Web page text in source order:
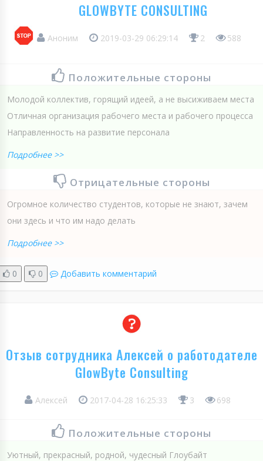
GLOWBYTE CONSULTING
Аноним 2019-03-29 06:29:14 2 588
Положительные стороны
Молодой коллектив, горящий идеей, а не высиживаем места
Отличная организация рабочего места и рабочего процесса
Направленность на развитие персонала
Подробнее >>
Отрицательные стороны
Огромное количество студентов, которые не знают, зачем
они здесь и что им надо делать
Подробнее >>
0 0 Добавить комментарий
Отзыв сотрудника Алексей о работодателе
GlowByte Consulting
Алексей 2017-04-28 16:25:33 3 698
Положительные стороны
Уютный, прекрасный, родной, чудесный Глоубайт